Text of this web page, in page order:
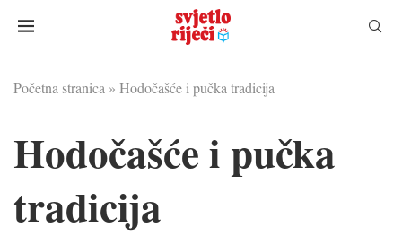
Početna stranica » Hodočašće i pučka tradicija
Hodočašće i pučka
tradicija